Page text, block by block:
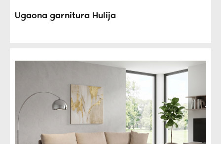
Ugaona garnitura Hulija